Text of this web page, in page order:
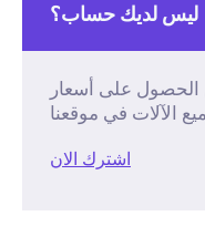
ليس لديك حساب؟
على أسعار
الآلات في موقعنا
اشترك الان